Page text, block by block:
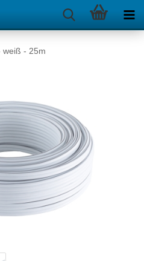
weiß - 25m